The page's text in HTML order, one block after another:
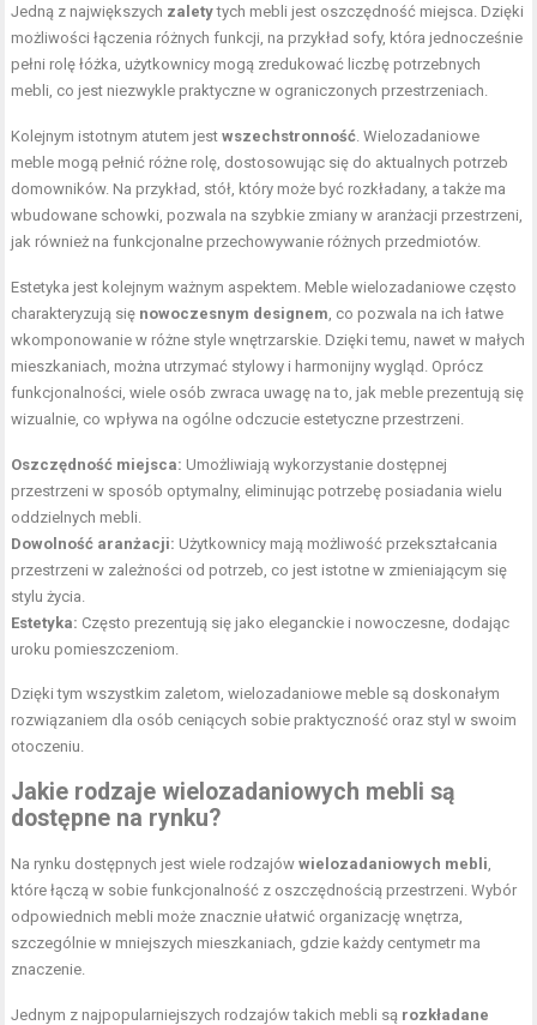
Jedną z największych zaletytych mebli jest oszczędność miejsca. Dzięki
możliwości łączenia różnych funkcji, na przykład sofy, która jednocześnie
pełni rolę łóżka, użytkownicy mogą zredukować liczbę potrzebnych
mebli, co jest niezwykle praktyczne w ograniczonych przestrzeniach.
Kolejnym istotnym atutem jestwszechstronność . Wielozadaniowe
meble mogą pełnić różne rolę, dostosowując się do aktualnych potrzeb
domowników. Na przykład, stół, który może być rozkładany, a także ma
wbudowane schowki, pozwala na szybkie zmiany w aranżacji przestrzeni,
jak również na funkcjonalne przechowywanie różnych przedmiotów.
Estetyka jest kolejnym ważnym aspektem. Meble wielozadaniowe często
charakteryzują się nowoczesnym designem , co pozwala na ich łatwe
wkomponowanie w różne style wnętrzarskie. Dzięki temu, nawet w małych
mieszkaniach, można utrzymać stylowy i harmonijny wygląd. Oprócz
funkcjonalności, wiele osób zwraca uwagę na to, jak meble prezentują się
wizualnie, co wpływa na ogólne odczucie estetyczne przestrzeni.
Oszczędność miejsca: Umożliwiają wykorzystanie dostępnej
przestrzeni w sposób optymalny, eliminując potrzebę posiadania wielu
oddzielnych mebli.
Dowolność aranżacji: Użytkownicy mają możliwość przekształcania
przestrzeni w zależności od potrzeb, co jest istotne w zmieniającym się
stylu życia.
Estetyka: Często prezentują się jako eleganckie i nowoczesne, dodając
uroku pomieszczeniom.
Dzięki tym wszystkim zaletom, wielozadaniowe meble są doskonałym
rozwiązaniem dla osób ceniących sobie praktyczność oraz styl w swoim
otoczeniu.
Jakie rodzaje wielozadaniowych mebli są
dostępne na rynku?
Na rynku dostępnych jest wiele rodzajówwielozadaniowych mebli
które łączą w sobie funkcjonalność z oszczędnością przestrzeni. Wybór
odpowiednich mebli może znacznie ułatwić organizację wnętrza,
szczególnie w mniejszych mieszkaniach, gdzie każdy centymetr ma
znaczenie.
Jednym z najpopularniejszych rodzajów takich mebli są rozkładane